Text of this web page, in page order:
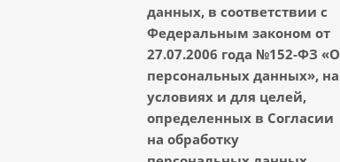
данных, в соответствии с
Федеральным законом от
27.07.2006 года №152-ФЗ «О
персональных данных», на
условиях и для целей,
определенных в Согласии
на обработку